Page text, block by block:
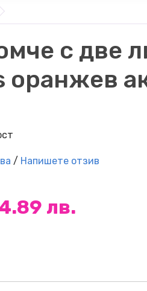
с две
оранжев
/ Напишете отзив
лв.